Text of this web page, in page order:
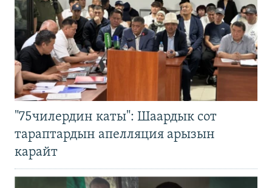
"75чилердин каты": Шаардык сот
тараптардын апелляция арызын
карайт